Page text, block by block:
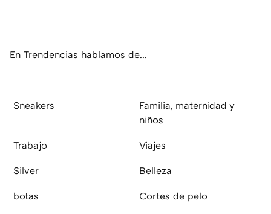
En Trendencias hablamos de...
Sneakers
Familia, maternidad y
niños
Trabajo Viajes
Silver Belleza
botas Cortes de pelo